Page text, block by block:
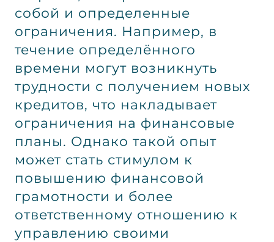
собой и определенные
ограничения. Например, в
течение определённого
времени могут возникнуть
трудности с получением новых
кредитов, что накладывает
ограничения на финансовые
планы. Однако такой опыт
может стать стимулом к
повышению финансовой
грамотности и более
ответственному отношению к
управлению своими